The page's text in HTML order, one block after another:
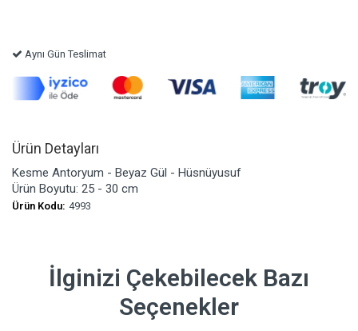
Aynı Gün Teslimat
Ürün Detayları
Kesme Antoryum - Beyaz Gül - Hüsnüyusuf
Ürün Boyutu: 25 - 30 cm
Ürün Kodu: 4993
İlginizi Çekebilecek Bazı
Seçenekler